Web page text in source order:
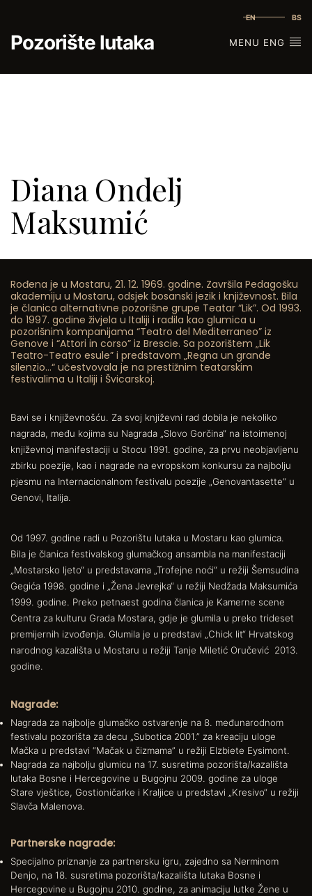
EN BS
Pozorište lutaka MENU ENG
Diana Ondelj
Maksumić
Rođena je u Mostaru, 21. 12. 1969. godine. Završila Pedagošku
akademiju u Mostaru, odsjek bosanski jezik i književnost. Bila
je članica alternativne pozorišne grupe Teatar “Lik”. Od 1993.
do 1997. godine živjela u Italiji i radila kao glumica u
pozorišnim kompanijama “Teatro del Mediterraneo” iz
Genove i “Attori in corso” iz Brescie. Sa pozorištem „Lik
Teatro-Teatro esule” i predstavom „Regna un grande
silenzio…“ učestvovala je na prestižnim teatarskim
festivalima u Italiji i Švicarskoj.
Bavi se i književnošću. Za svoj književni rad dobila je nekoliko
nagrada, među kojima su Nagrada „Slovo Gorčina“ na istoimenoj
književnoj manifestaciji u Stocu 1991. godine, za prvu neobjavljenu
zbirku poezije, kao i nagrade na evropskom konkursu za najbolju
pjesmu na Internacionalnom festivalu poezije „Genovantasette“ u
Genovi, Italija.
Od 1997. godine radi u Pozorištu lutaka u Mostaru kao glumica.
Bila je članica festivalskog glumačkog ansambla na manifestaciji
„Mostarsko ljeto“ u predstavama „Trofejne noći“ u režiji Šemsudina
Gegića 1998. godine i „Žena Jevrejka“ u režiji Nedžada Maksumića
1999. godine. Preko petnaest godina članica je Kamerne scene
Centra za kulturu Grada Mostara, gdje je glumila u preko trideset
premijernih izvođenja. Glumila je u predstavi „Chick lit“ Hrvatskog
narodnog kazališta u Mostaru u režiji Tanje Miletić Oručević 2013.
godine.
Nagrade:
Nagrada za najbolje glumačko ostvarenje na 8. međunarodnom
festivalu pozorišta za decu „Subotica 2001.” za kreaciju uloge
Mačka u predstavi “Mačak u čizmama” u režiji Elzbiete Eysimont.
Nagrada za najbolju glumicu na 17. susretima pozorišta/kazališta
lutaka Bosne i Hercegovine u Bugojnu 2009. godine za uloge
Stare vještice, Gostioničarke i Kraljice u predstavi „Kresivo“ u režiji
Slavča Malenova.
Partnerske nagrade:
Specijalno priznanje za partnersku igru, zajedno sa Nerminom
Denjo, na 18. susretima pozorišta/kazališta lutaka Bosne i
Hercegovine u Bugojnu 2010. godine, za animaciju lutke Žene u